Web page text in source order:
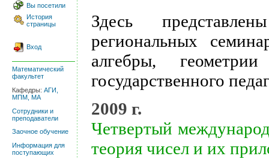
Вы посетили
История
страницы
Вход
Математический
факультет
Кафедры: АГИ,
МПМ, МА
Сотрудники и
преподаватели
Заочное обучение
Информация для
поступающих
Здесь
региональных
алгебры,
государственного
2009 г.
Четвертый
теория чисел и их